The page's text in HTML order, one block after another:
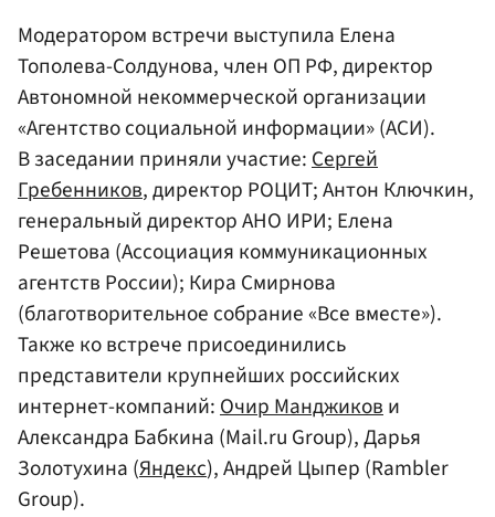
Модератором встречи выступила Елена
Тополева-Солдунова, член ОП РФ, директор
Автономной некоммерческой организации
«Агентство социальной информации» (АСИ).
В заседании приняли участие:Сергей
Гребенников, директор РОЦИТ; Антон Ключкин,
генеральный директор АНО ИРИ; Елена
Решетова (Ассоциация коммуникационных
агентств России); Кира Смирнова
(благотворительное собрание «Все вместе»).
Также ко встрече присоединились
представители крупнейших российских
интернет-компаний:Очир Манджикови
Александра Бабкина (Mail.ru Group), Дарья
Золотухина (Яндекс), Андрей Цыпер (Rambler
Group).